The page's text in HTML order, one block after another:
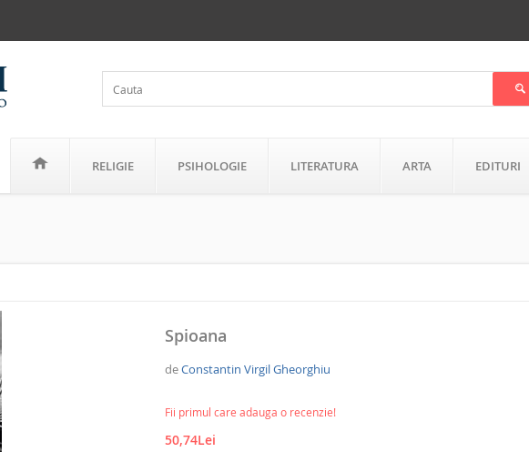
RELIGIE PSIHOLOGIE LITERATURA ARTA EDITURI
Spioana
deConstantin Virgil Gheorghiu
Fii primul care adauga o recenzie!
50,74Lei